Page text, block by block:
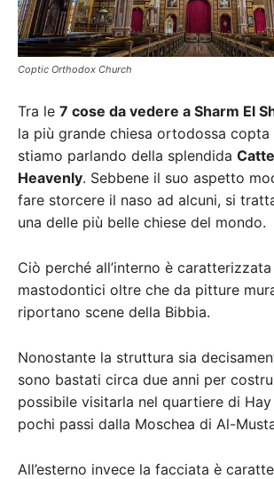
Coptic Orthodox Church
Tra le 7 cose da vedere a Sharm El
la più grande chiesa ortodossa copta
stiamo parlando della splendida
Heavenly. Sebbene il suo aspetto
fare storcere il naso ad alcuni, si
una delle più belle chiese del mondo.
Ciò perché all’interno è
mastodontici oltre che da pitture
riportano scene della Bibbia.
Nonostante la struttura sia
sono bastati circa due anni per
possibile visitarla nel quartiere di Hay
pochi passi dalla Moschea di Al-
All’esterno invece la facciata è